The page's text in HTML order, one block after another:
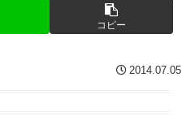
コピー
2014.07.05